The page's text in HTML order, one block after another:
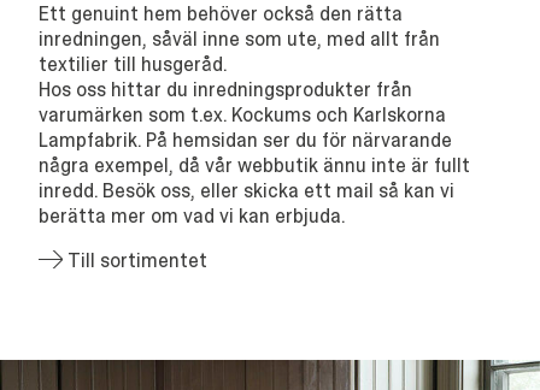
Ett genuint hem behöver också den rätta
inredningen, såväl inne som ute, med allt från
textilier till husgeråd.
Hos oss hittar du inredningsprodukter från
varumärken som t.ex. Kockums och Karlskorna
Lampfabrik. På hemsidan ser du för närvarande
några exempel, då vår webbutik ännu inte är fullt
inredd. Besök oss, eller skicka ett mail så kan vi
berätta mer om vad vi kan erbjuda.
Till sortimentet